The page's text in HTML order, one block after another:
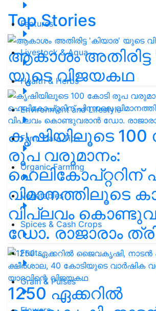
Features
Livestock & Aqua
Health & Herbs
Environment and Lifestyle
Farm Care Tips
Organic Farming
Vegetables
Spices & Cash Crops
Fruits
Grain & Pulses
Top Stories
ആകാശം അതിരിട്ട
യുടെ വിജയകഥ
കൃഷിയിലൂടെ 100
രൂപ വരുമാനം:
ഹെലികോപ്റ്ററിന്
വിമാനത്തിലൂടെ
വിപ്ലവം
ഡോ. രാജാരാം
1250 ഏക്കറിൽ